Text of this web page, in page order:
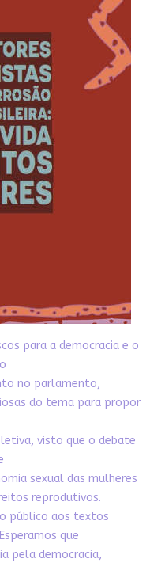
para a democracia e o
no parlamento,
do tema para propor
visto que o debate
sexual das mulheres
reprodutivos.
público aos textos
que
pela democracia,